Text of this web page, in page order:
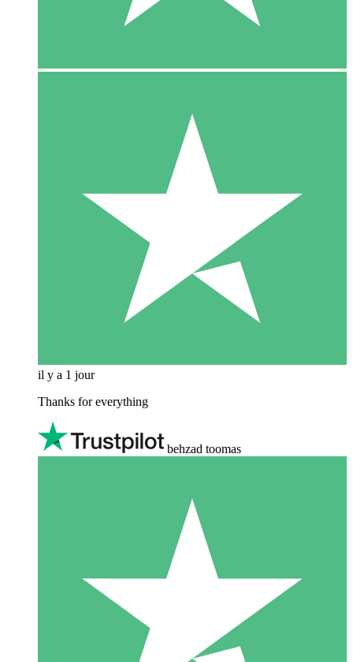
il y a 1 jour
Thanks for everything
behzad toomas